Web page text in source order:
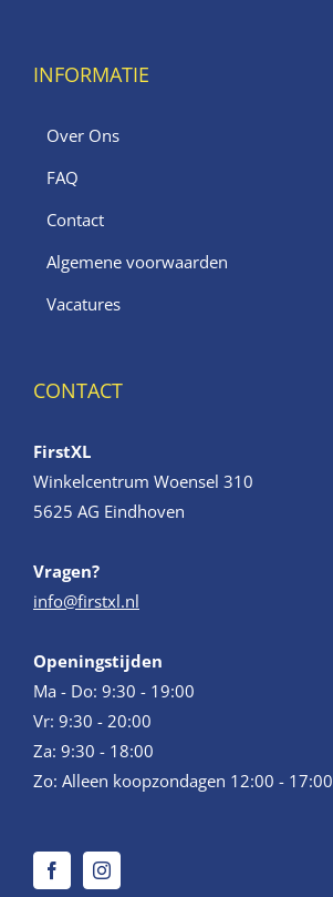
INFORMATIE
Over Ons
FAQ
Contact
Algemene voorwaarden
Vacatures
CONTACT
FirstXL
Winkelcentrum Woensel 310
5625 AG Eindhoven
Vragen?
info@firstxl.nl
Openingstijden
Ma - Do: 9:30 - 19:00
Vr: 9:30 - 20:00
Za: 9:30 - 18:00
Zo: Alleen koopzondagen 12:00 - 17:00